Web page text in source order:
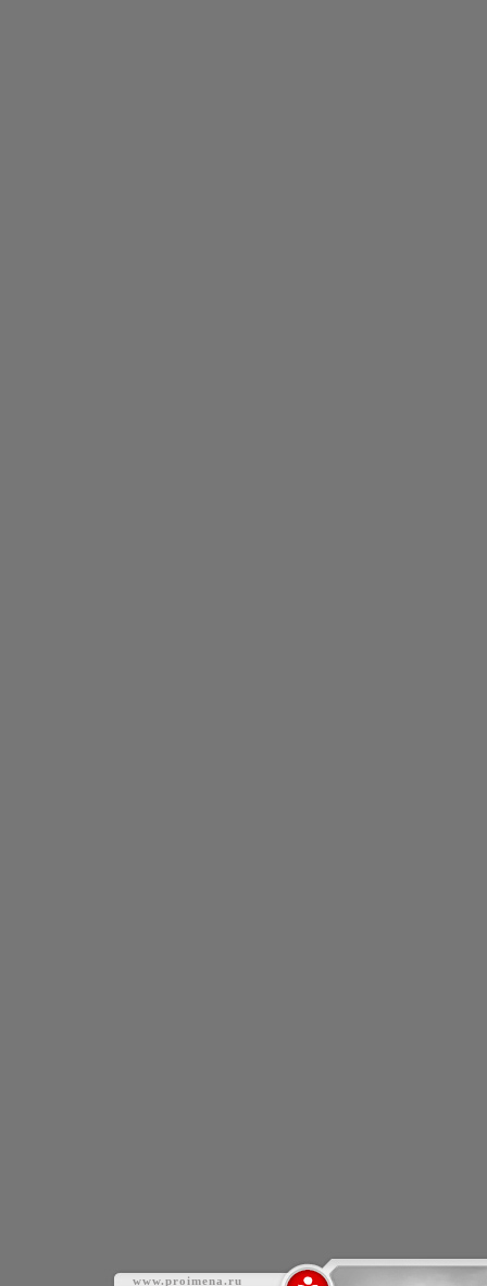
www.proimena.ru